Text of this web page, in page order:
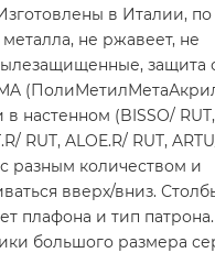
в Италии, по
не ржавеет, не
защита
настенном (BISSO/
RUT, ALOE.R/ RUT,
с разным количеством и
вверх/вниз.
плафона и тип
большого размера